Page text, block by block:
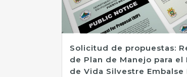
Solicitud de propuestas:
de Plan de Manejo para el
de Vida Silvestre Embalse